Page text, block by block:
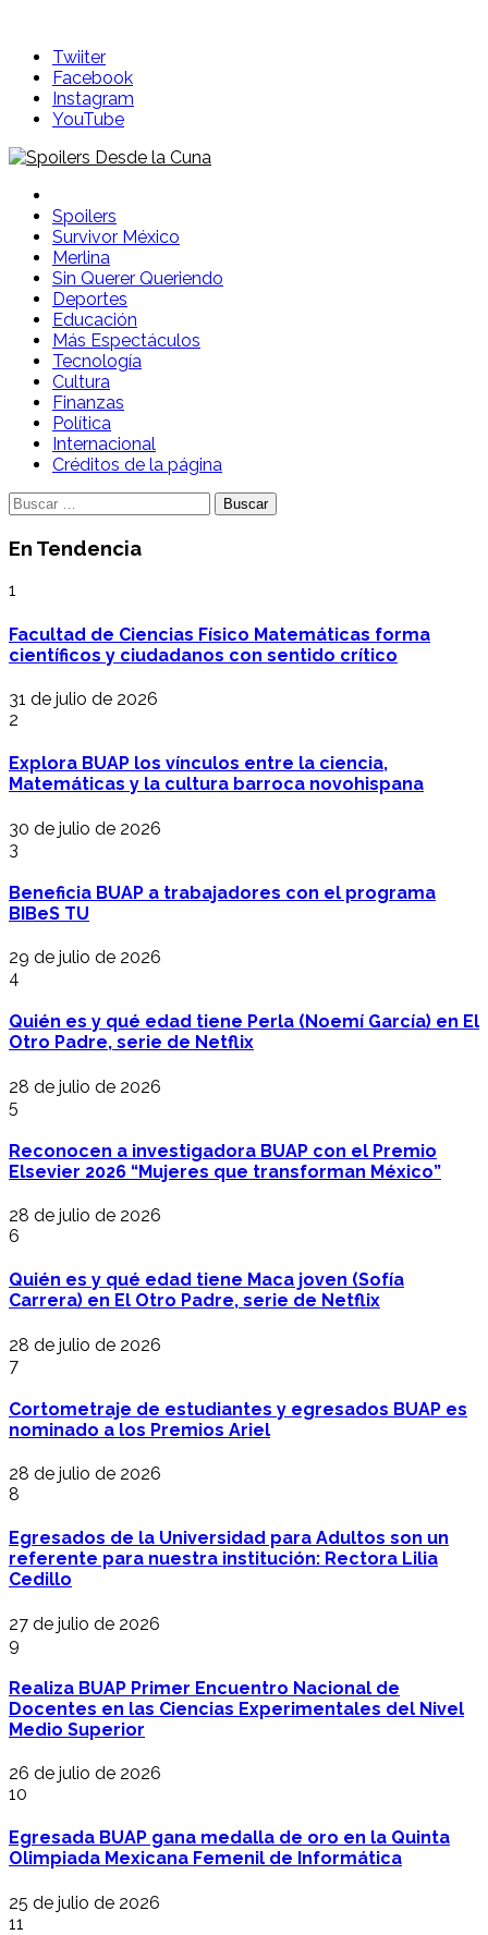
contentTwiiter
Facebook
Instagram
YouTube
Spoilers Desde la Cuna
Sitio con información sobre series, película, reality shows y
telenovelas
Spoilers
Survivor México
Merlina
Sin Querer Queriendo
Deportes
Educación
Más Espectáculos
Tecnología
Cultura
Finanzas
Política
Internacional
Créditos de la página
Buscar:
En Tendencia
1
Facultad de Ciencias Físico Matemáticas forma
científicos y ciudadanos con sentido crítico
31 de julio de 2026
2
Explora BUAP los vínculos entre la ciencia,
Matemáticas y la cultura barroca novohispana
30 de julio de 2026
3
Beneficia BUAP a trabajadores con el programa
BIBeS TU
29 de julio de 2026
4
Quién es y qué edad tiene Perla (Noemí García) en El
Otro Padre, serie de Netflix
28 de julio de 2026
5
Reconocen a investigadora BUAP con el Premio
Elsevier 2026 “Mujeres que transforman México”
28 de julio de 2026
6
Quién es y qué edad tiene Maca joven (Sofía
Carrera) en El Otro Padre, serie de Netflix
28 de julio de 2026
7
Cortometraje de estudiantes y egresados BUAP es
nominado a los Premios Ariel
28 de julio de 2026
8
Egresados de la Universidad para Adultos son un
referente para nuestra institución: Rectora Lilia
Cedillo
27 de julio de 2026
9
Realiza BUAP Primer Encuentro Nacional de
Docentes en las Ciencias Experimentales del Nivel
Medio Superior
26 de julio de 2026
10
Egresada BUAP gana medalla de oro en la Quinta
Olimpiada Mexicana Femenil de Informática
25 de julio de 2026
11